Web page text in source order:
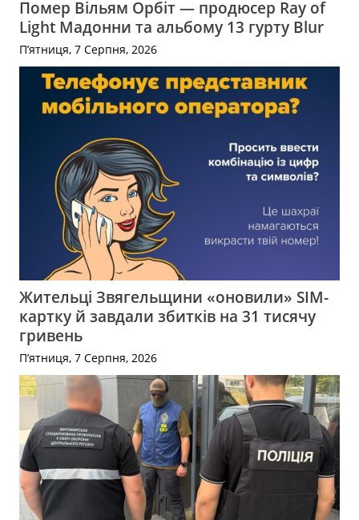
Помер Вільям Орбіт — продюсер Ray of
Light Мадонни та альбому 13 гурту Blur
П’ятниця, 7 Серпня, 2026
Жительці Звягельщини «оновили» SIM-
картку й завдали збитків на 31 тисячу
гривень
П’ятниця, 7 Серпня, 2026